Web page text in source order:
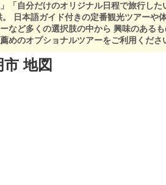
「自分だけのオリジナル日程で旅行し
日本語ガイド付きの定番観光ツアーや
など多くの選択肢の中から 興味のある
めのオプショナルツアーをご利用くださ
地図